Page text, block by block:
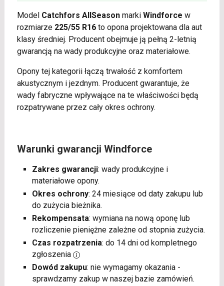
Model Catchfors AllSeasonmarki Windforce w
rozmiarze 225/55 R16to opona projektowana dla aut
klasy średniej. Producent obejmuje ją pełną 2-letnią
gwarancją na wady produkcyjne oraz materiałowe.
Opony tej kategorii łączą trwałość z komfortem
akustycznym i jezdnym. Producent gwarantuje, że
wady fabryczne wpływające na te właściwości będą
rozpatrywane przez cały okres ochrony.
Warunki gwarancji Windforce
Zakres gwarancji: wady produkcyjne i
materiałowe opony.
Okres ochrony: 24 miesiące od daty zakupu lub
do zużycia bieżnika.
Rekompensata: wymiana na nową oponę lub
rozliczenie pieniężne zależne od stopnia zużycia.
Czas rozpatrzenia: do 14 dni od kompletnego
zgłoszenia
Dowód zakupu: nie wymagamy okazania -
sprawdzamy zakup w naszej bazie zamówień.